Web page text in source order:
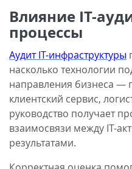
Влияние IT-
процессы
Аудит IT-инфраструктуры
насколько технологии
направления бизнеса —
клиентский сервис,
руководство получает
взаимосвязи между IT-
результатами.